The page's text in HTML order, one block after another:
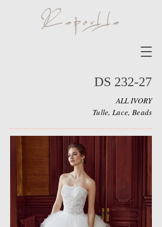
DS 232-27
ALL IVORY
Tulle, Lace, Beads